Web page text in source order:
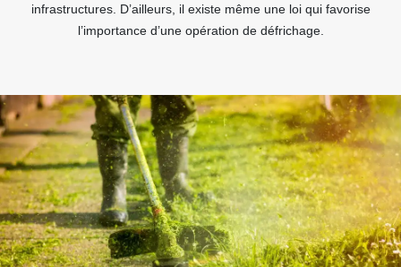
infrastructures. D’ailleurs, il existe même une loi qui favorise
l’importance d’une opération de défrichage.